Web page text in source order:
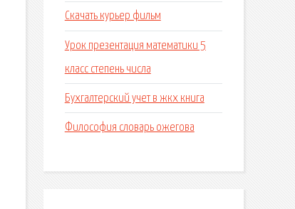
Скачать курьер фильм
Урок презентация математики 5
класс степень числа
Бухгалтерский учет в жкх книга
Философия словарь ожегова